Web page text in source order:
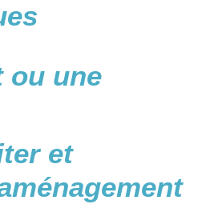
ou une
et